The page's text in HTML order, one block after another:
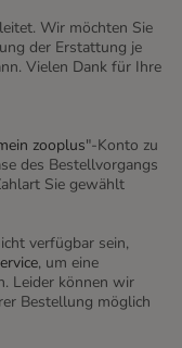
Wir möchten Sie
der Erstattung je
Vielen Dank für Ihre
zooplus"-Konto zu
des Bestellvorgangs
Sie gewählt
verfügbar sein,
, um eine
Leider können wir
Bestellung möglich